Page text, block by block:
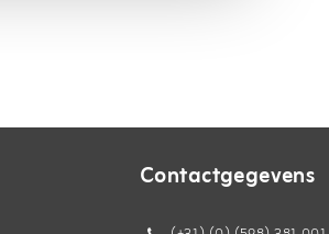
Contactgegevens